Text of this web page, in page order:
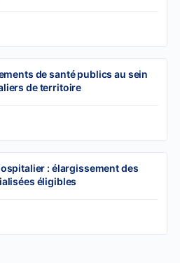
de santé publics au sein
de territoire
: élargissement des
éligibles